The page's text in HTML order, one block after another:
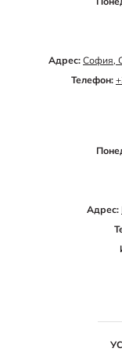
Адрес: София,
Телефон:
Адрес: